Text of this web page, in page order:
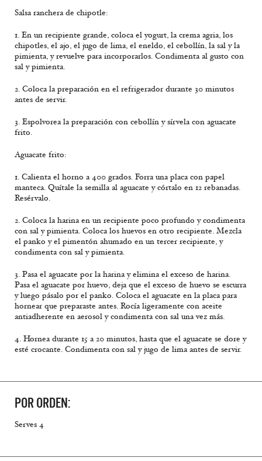
Salsa ranchera de chipotle:
1. En un recipiente grande, coloca el yogurt, la crema agria, los
chipotles, el ajo, el jugo de lima, el eneldo, el cebollín, la sal y la
pimienta, y revuelve para incorporarlos. Condimenta al gusto con
sal y pimienta.
2. Coloca la preparación en el refrigerador durante 30 minutos
antes de servir.
3. Espolvorea la preparación con cebollín y sírvela con aguacate
frito.
Aguacate frito:
1. Calienta el horno a 400 grados. Forra una placa con papel
manteca. Quítale la semilla al aguacate y córtalo en 12 rebanadas.
Resérvalo.
2. Coloca la harina en un recipiente poco profundo y condimenta
con sal y pimienta. Coloca los huevos en otro recipiente. Mezcla
el panko y el pimentón ahumado en un tercer recipiente, y
condimenta con sal y pimienta.
3. Pasa el aguacate por la harina y elimina el exceso de harina.
Pasa el aguacate por huevo, deja que el exceso de huevo se escurra
y luego pásalo por el panko. Coloca el aguacate en la placa para
hornear que preparaste antes. Rocía ligeramente con aceite
antiadherente en aerosol y condimenta con sal una vez más.
4. Hornea durante 15 a 20 minutos, hasta que el aguacate se dore y
esté crocante. Condimenta con sal y jugo de lima antes de servir.
POR ORDEN:
Serves 4